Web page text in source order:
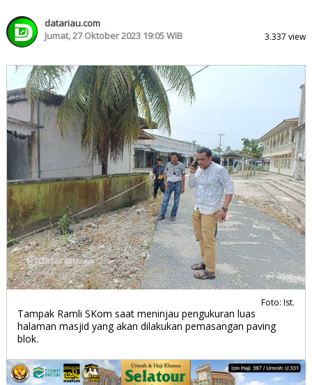
datariau.com
Jumat, 27 Oktober 2023 19:05 WIB
3.337 view
Foto: Ist.
Tampak Ramli SKom saat meninjau pengukuran luas
halaman masjid yang akan dilakukan pemasangan paving
blok.